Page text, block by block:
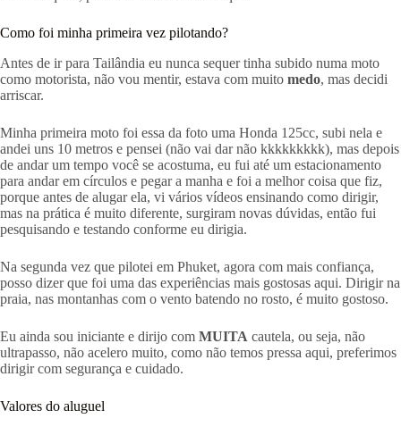
Como foi minha primeira vez pilotando?
Antes de ir para Tailândia eu nunca sequer tinha subido numa moto
como motorista, não vou mentir, estava com muito medo, mas decidi
arriscar.
Minha primeira moto foi essa da foto uma Honda 125cc, subi nela e
andei uns 10 metros e pensei (não vai dar não kkkkkkkkk), mas depois
de andar um tempo você se acostuma, eu fui até um estacionamento
para andar em círculos e pegar a manha e foi a melhor coisa que fiz,
porque antes de alugar ela, vi vários vídeos ensinando como dirigir,
mas na prática é muito diferente, surgiram novas dúvidas, então fui
pesquisando e testando conforme eu dirigia.
Na segunda vez que pilotei em Phuket, agora com mais confiança,
posso dizer que foi uma das experiências mais gostosas aqui. Dirigir na
praia, nas montanhas com o vento batendo no rosto, é muito gostoso.
Eu ainda sou iniciante e dirijo com MUITA cautela, ou seja, não
ultrapasso, não acelero muito, como não temos pressa aqui, preferimos
dirigir com segurança e cuidado.
Valores do aluguel